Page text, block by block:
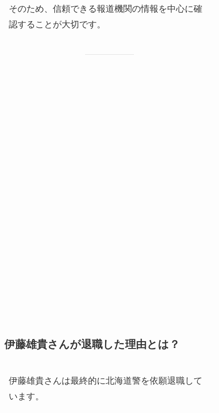
そのため、信頼できる報道機関の情報を中心に確
認することが大切です。
伊藤雄貴さんが退職した理由とは？
伊藤雄貴さんは最終的に北海道警を依願退職して
います。